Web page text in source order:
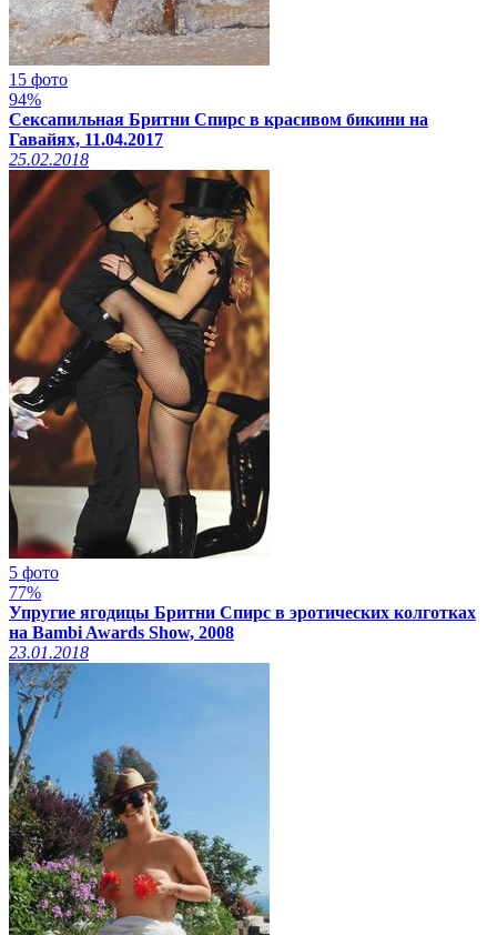
15 фото
94%
Сексапильная Бритни Спирс в красивом бикини на
Гавайях, 11.04.2017
25.02.2018
5 фото
77%
Упругие ягодицы Бритни Спирс в эротических колготках
на Bambi Awards Show, 2008
23.01.2018